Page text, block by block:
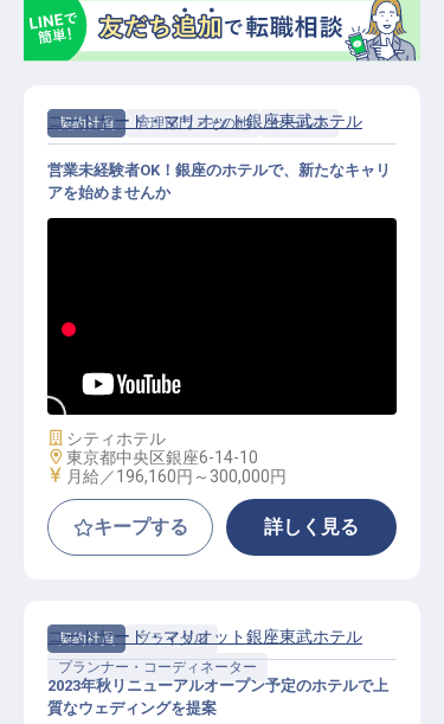
契約社員 管理部門・その他 セールス
セールススタッフ
コートヤード・マリオット銀座東武ホテル
営業未経験者OK！銀座のホテルで、新たなキャリ
アを始めませんか
施設業態
シティホテル
勤務地
東京都中央区銀座6-14-10
給与
月給／196,160円～ 300,000円
キープする 詳しく見る
契約社員
ブライダル
プランナー・コーディネーター
コートヤード・マリオット銀座東武ホテル
2023年秋リニューアルオープン予定のホテルで上
質なウェディングを提案